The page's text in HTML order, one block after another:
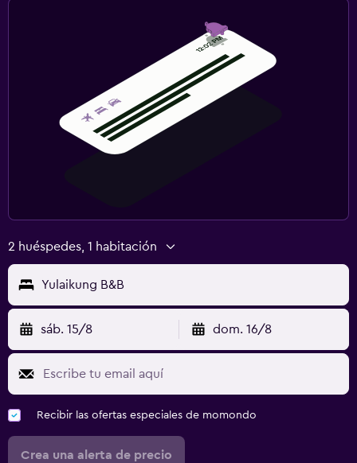
2 huéspedes, 1 habitación
Yulaikung B&B
sáb. 15/8 dom. 16/8
Recibir las ofertas especiales de momondo
Crea una alerta de precio